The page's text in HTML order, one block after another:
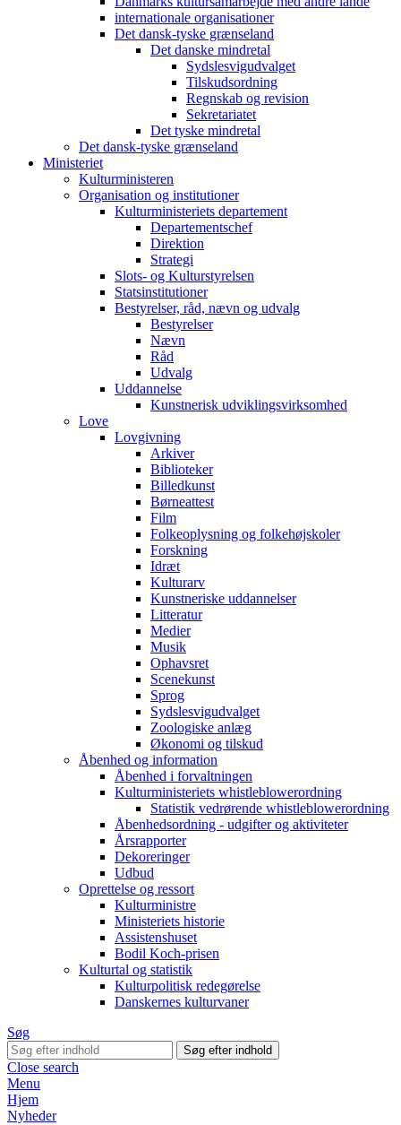
internationale organisationer
Det dansk-tyske grænseland
Det danske mindretal
Sydslesvigudvalget
Tilskudsordning
Regnskab og revision
Sekretariatet
Det tyske mindretal
Det dansk-tyske grænseland
Ministeriet
Kulturministeren
Organisation og institutioner
Kulturministeriets departement
Departementschef
Direktion
Strategi
Slots- og Kulturstyrelsen
Statsinstitutioner
Bestyrelser, råd, nævn og udvalg
Bestyrelser
Nævn
Råd
Udvalg
Uddannelse
Kunstnerisk udviklingsvirksomhed
Love
Lovgivning
Arkiver
Biblioteker
Billedkunst
Børneattest
Film
Folkeoplysning og folkehøjskoler
Forskning
Idræt
Kulturarv
Kunstneriske uddannelser
Litteratur
Medier
Musik
Ophavsret
Scenekunst
Sprog
Sydslesvigudvalget
Zoologiske anlæg
Økonomi og tilskud
Åbenhed og information
Åbenhed i forvaltningen
Kulturministeriets whistleblowerordning
Statistik vedrørende whistleblowerordning
Åbenhedsordning - udgifter og aktiviteter
Årsrapporter
Dekoreringer
Udbud
Oprettelse og ressort
Kulturministre
Ministeriets historie
Assistenshuset
Bodil Koch-prisen
Kulturtal og statistik
Kulturpolitisk redegørelse
Danskernes kulturvaner
Søg
Close search
Menu
Hjem
Nyheder